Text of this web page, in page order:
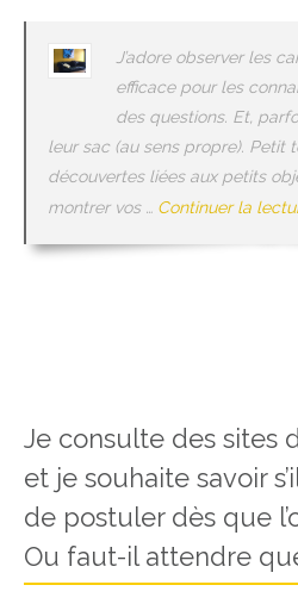
J’adore observer les
efficace pour les
des questions. Et,
leur sac (au sens propre). Petit
découvertes liées aux petits
montrer vos … Continuer la
Je consulte des sites
et je souhaite savoir
de postuler dès que
Ou faut-il attendre